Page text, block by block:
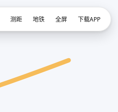
测距 地铁 全屏 下载APP